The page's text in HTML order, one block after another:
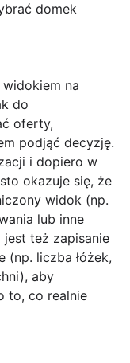
domek
widokiem na
do
oferty,
podjąć decyzję.
i dopiero w
okazuje się, że
widok (np.
lub inne
też zapisanie
(np. liczba łóżek,
aby
to, co realnie